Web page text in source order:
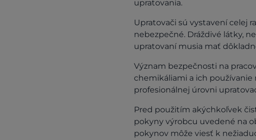
upratovania.
Upratovači sú vystavení celej
nebezpečné. Dráždivé látky,
upratovaní musia mať
Význam bezpečnosti na
chemikáliami a ich
profesionálnej úrovni
Pred použitím akýchkoľvek
pokyny výrobcu uvedené na
pokynov môže viesť k